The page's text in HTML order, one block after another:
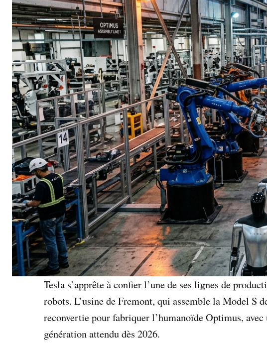
Tesla s’apprête à confier l’une de ses lignes de
robots. L’usine de Fremont, qui assemble la Model S
reconvertie pour fabriquer l’humanoïde Optimus,
génération attendu dès 2026.